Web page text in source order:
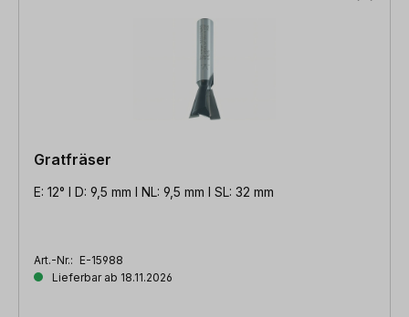
Gratfräser
E: 12° l D: 9,5 mm l NL: 9,5 mm l SL: 32 mm
Art.-Nr.: E-15988
Lieferbar ab 18.11.2026